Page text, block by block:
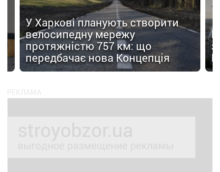
У Харкові планують створити
велосипедну мережу
протяжністю 757 км: що
передбачає нова Концепція